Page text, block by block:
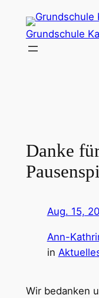
Inhalt
springen
Grundschule
Danke
Aug. 15,
Ann-
in
Wir bedanken